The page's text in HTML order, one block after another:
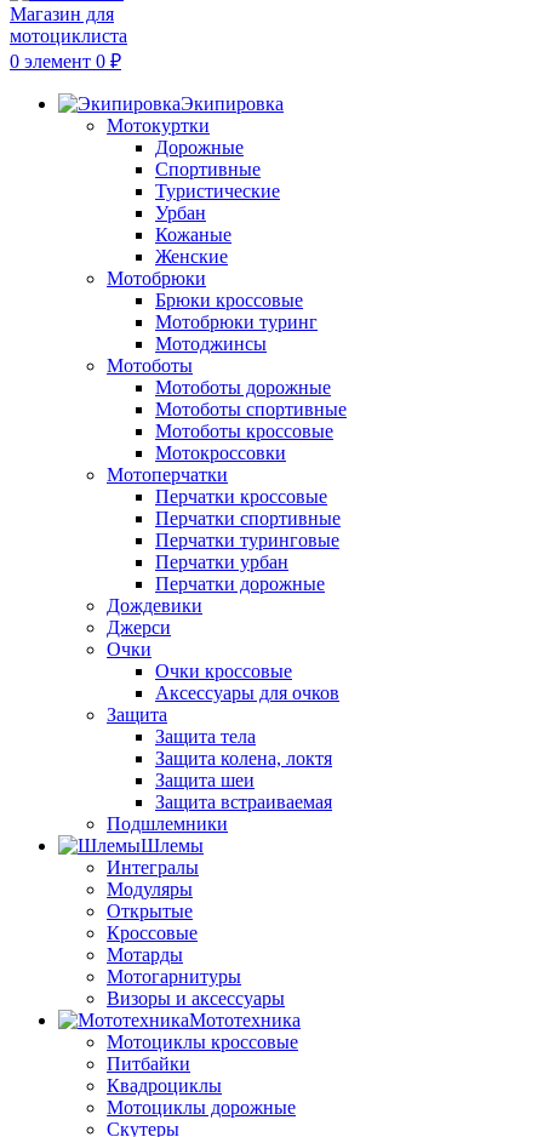
0 элемент 0 ₽
Экипировка
Мотокуртки
Дорожные
Спортивные
Туристические
Урбан
Кожаные
Женские
Мотобрюки
Брюки кроссовые
Мотобрюки туринг
Мотоджинсы
Мотоботы
Мотоботы дорожные
Мотоботы спортивные
Мотоботы кроссовые
Мотокроссовки
Мотоперчатки
Перчатки кроссовые
Перчатки спортивные
Перчатки туринговые
Перчатки урбан
Перчатки дорожные
Дождевики
Джерси
Очки
Очки кроссовые
Аксессуары для очков
Защита
Защита тела
Защита колена, локтя
Защита шеи
Защита встраиваемая
Подшлемники
Шлемы
Интегралы
Модуляры
Открытые
Кроссовые
Мотарды
Мотогарнитуры
Визоры и аксессуары
Мототехника
Мотоциклы кроссовые
Питбайки
Квадроциклы
Мотоциклы дорожные
Скутеры